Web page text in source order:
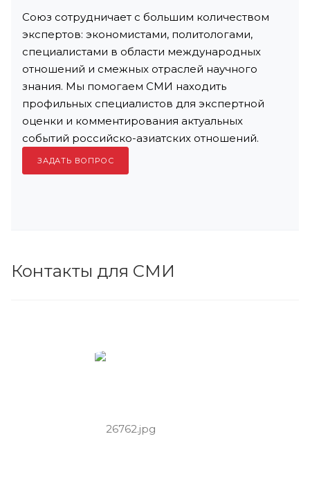
Союз сотрудничает с большим количеством
экспертов: экономистами, политологами,
специалистами в области международных
отношений и смежных отраслей научного
знания. Мы помогаем СМИ находить
профильных специалистов для экспертной
оценки и комментирования актуальных
событий российско-азиатских отношений.
ЗАДАТЬ ВОПРОС
Контакты для СМИ